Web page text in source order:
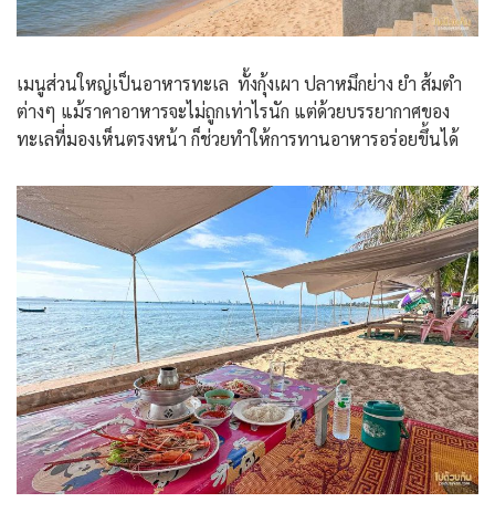
เมนูส่วนใหญ่เป็นอาหารทะเล ทั้งกุ้งเผา ปลาหมึกย่าง ยำ ส้มตำ
ต่างๆ แม้ราคาอาหารจะไม่ถูกเท่าไรนัก แต่ด้วยบรรยากาศของ
ทะเลที่มองเห็นตรงหน้า ก็ช่วยทำให้การทานอาหารอร่อยขึ้นได้